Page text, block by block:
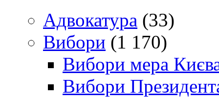
Адвокатура (33)
Вибори (1 170)
Вибори мера
Вибори